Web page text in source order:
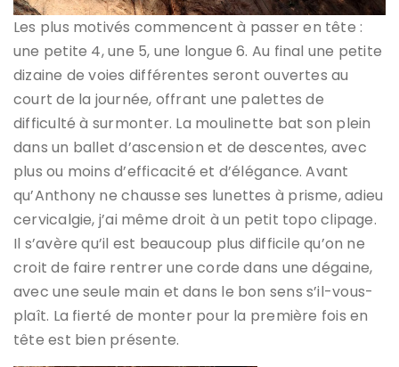
Les plus motivés commencent à passer en tête :
une petite 4, une 5, une longue 6. Au final une petite
dizaine de voies différentes seront ouvertes au
court de la journée, offrant une palettes de
difficulté à surmonter. La moulinette bat son plein
dans un ballet d’ascension et de descentes, avec
plus ou moins d’efficacité et d’élégance. Avant
qu’Anthony ne chausse ses lunettes à prisme, adieu
cervicalgie, j’ai même droit à un petit topo clipage.
Il s’avère qu’il est beaucoup plus difficile qu’on ne
croit de faire rentrer une corde dans une dégaine,
avec une seule main et dans le bon sens s’il-vous-
plaît. La fierté de monter pour la première fois en
tête est bien présente.